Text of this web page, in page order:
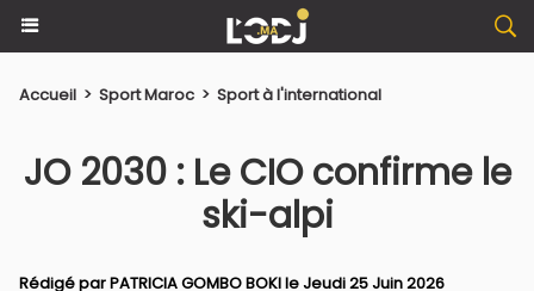
Accueil > Sport Maroc > Sport à l'international
JO 2030 : Le CIO confirme le
ski-alpi
Rédigé par PATRICIA GOMBO BOKI le Jeudi 25 Juin 2026